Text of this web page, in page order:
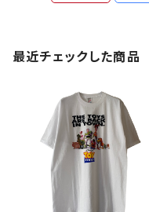
最近チェックした商品